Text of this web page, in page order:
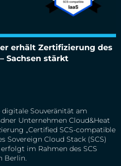
erhält Zertifizierung des
Sachsen stärkt
Souveränität am
Unternehmen Cloud&Heat
„Certified SCS-compatible
Sovereign Cloud Stack (SCS)
im Rahmen des SCS
Berlin.
Zertifizierung des Sovereign
Digitalstandort